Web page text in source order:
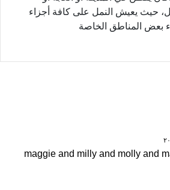
حيث يعيش النمل على كافة أجزاء
بعض المناطق الخاصة